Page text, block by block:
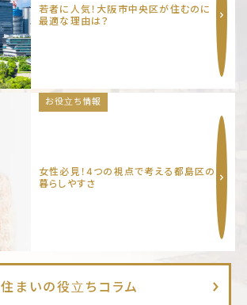
若者に人気！大阪市中央区が住むのに
最適な理由は？
お役立ち情報
女性必見！4つの視点で考える都島区の
暮らしやすさ
住まいの役立ちコラム